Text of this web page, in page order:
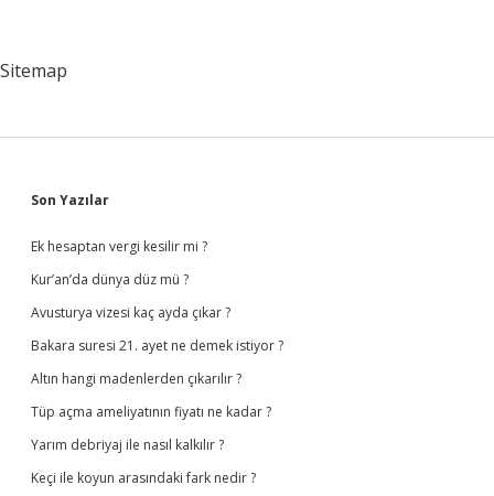
Sitemap
Sidebar
Son Yazılar
Ek hesaptan vergi kesilir mi ?
Kur’an’da dünya düz mü ?
Avusturya vizesi kaç ayda çıkar ?
Bakara suresi 21. ayet ne demek istiyor ?
Altın hangi madenlerden çıkarılır ?
Tüp açma ameliyatının fiyatı ne kadar ?
Yarım debriyaj ile nasıl kalkılır ?
Keçi ile koyun arasındaki fark nedir ?